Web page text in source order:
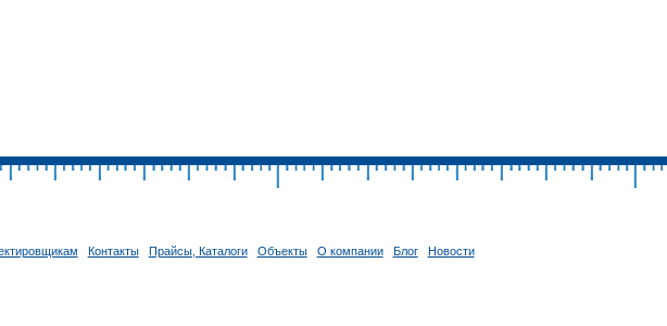
Контакты Прайсы, Каталоги Объекты О компании Блог Новости